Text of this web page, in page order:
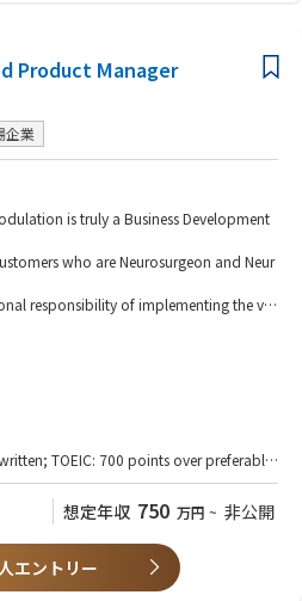
Industrial strategy, etc.;
congresses, market/business intelli
particular building a network with Perfu
Leader (KOL);
/ road maps / plans for the various prod
and ensure execution , apply approp
reviews, relationship with start-ups,
dashboards/metrics, proper col
functional activities around the tech
Regulatory, Clinical, Operations, etc.
of the project;
cases in collaboration with Finance to as
and ensure execution of the marke
activities with appropriate planning,
These marketing duties including Voic
when required, definition and executi
plans & materials, educational and
Boards to gather proper customer in
product/technology/clinical/marketi
experts to define critical go-to-mark
attitude, quick in action, good team l
Product Manager
企業
is truly a Business Development
who are Neurosurgeon and Neur
responsibility of implementing the visi
portfolio and building the associated
to execute the plan
to leverage internal
growth targets, as well as start-up
R&D, health economics/reimbursemen
sales & marketing to ensure industrial an
TOEIC: 700 points over preferable
in the medical device industry, including t
preferable
想定年収 750 万円 ~ 非公開
エントリー